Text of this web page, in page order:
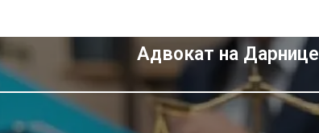
Адвокат на Дарнице